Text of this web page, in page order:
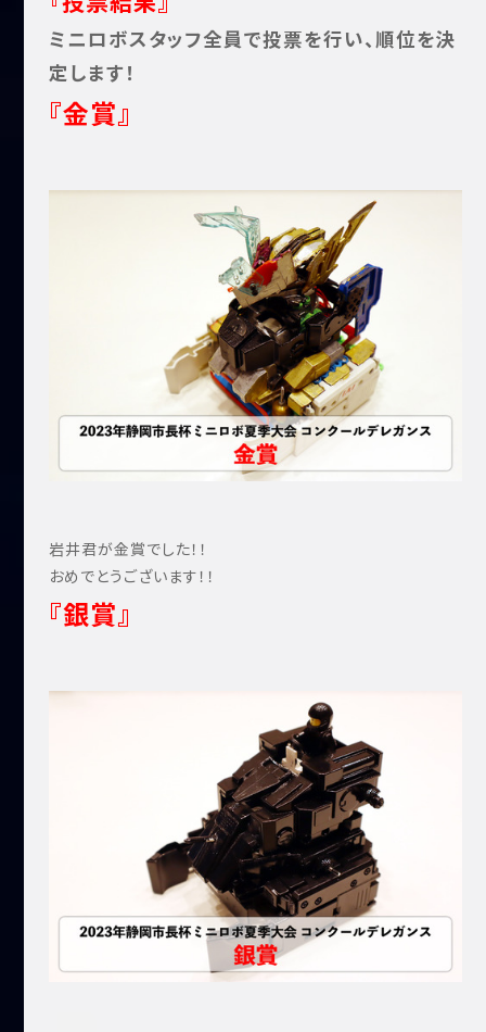
ミニロボスタッフ全員で投票を行い、順位を決
定します！
『金賞』
岩井君が金賞でした！！
おめでとうございます！！
『銀賞』